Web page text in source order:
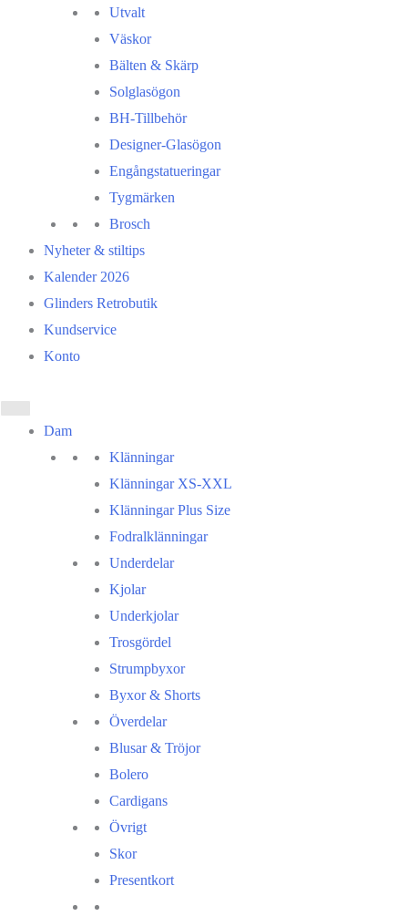
Utvalt
Väskor
Bälten & Skärp
Solglasögon
BH-Tillbehör
Designer-Glasögon
Engångstatueringar
Tygmärken
Brosch
Nyheter & stiltips
Kalender 2026
Glinders Retrobutik
Kundservice
Konto
Dam
Klänningar
Klänningar XS-XXL
Klänningar Plus Size
Fodralklänningar
Underdelar
Kjolar
Underkjolar
Trosgördel
Strumpbyxor
Byxor & Shorts
Överdelar
Blusar & Tröjor
Bolero
Cardigans
Övrigt
Skor
Presentkort